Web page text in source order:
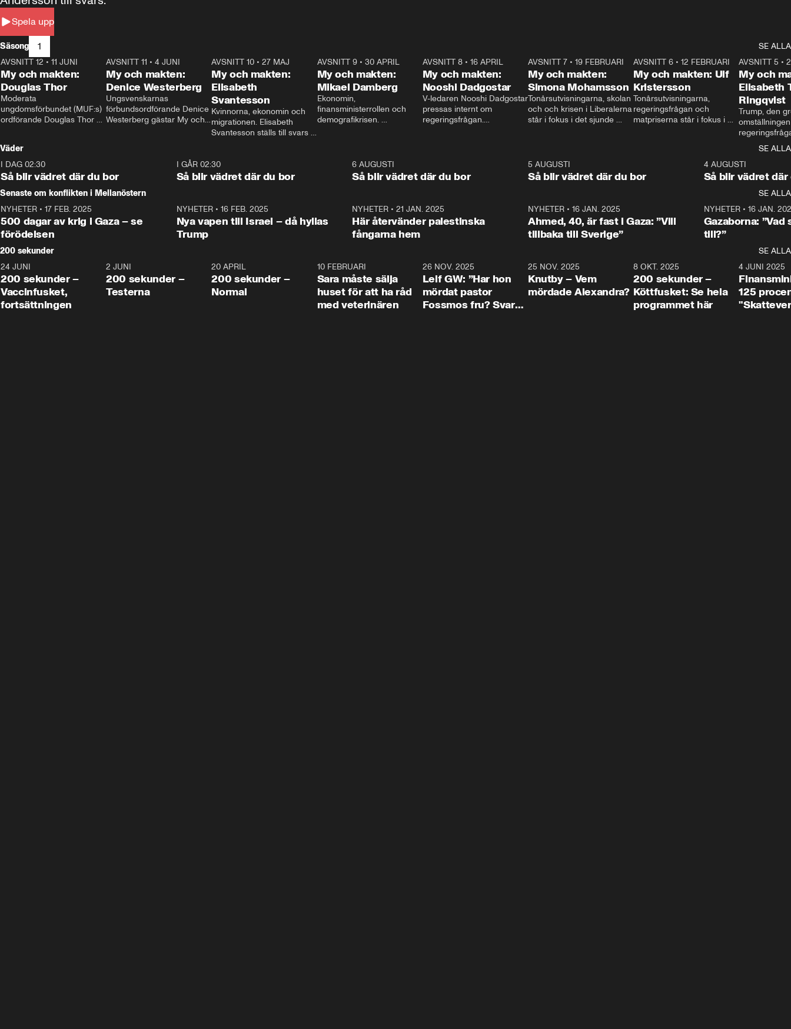
Spela upp
Säsong 1
SE ALLA
26:27
AVSNITT 12 • 11 JUNI
My och makten:
Douglas Thor
Moderata
ungdomsförbundet (MUF:s)
ordförande Douglas Thor
tonårsutvisningarna och hur
Moderaterna ska locka
väljare till valet i höst.
23:40
AVSNITT 11 •4 JUNI
My och makten:
Denice Westerberg
Ungsvenskarnas
förbundsordförande Denice
Westerberg gästar My och
AVSNITT 10 •27 MAJ
My och makten:
Elisabeth
Svantesson
Kvinnorna, ekonomin och
migrationen. Elisabeth
Svantesson ställs till svars
AVSNITT 9• 30 APRIL
My och makten:
Mikael Damberg
Ekonomin,
finansministerrollen och
demografikrisen.
och Makten.
AVSNITT 8• 16 APRIL
My och makten:
Nooshi Dadgostar
V-ledaren Nooshi Dadgostar
pressas internt om
regeringsfrågan.
– Vi ställer upp i val. Ska vi
vara med så sitter vi förstås
24:30
AVSNITT 7• 19 FEBRUARI
My och makten:
Simona Mohamsson
Tonårsutvisningarna, skolan
och och krisen i Liberalerna
står i fokus i det sjunde
kommentator My
Rohwedder ställer
utbildnings- och
Mohamsson till svars.
27:30
AVSNITT 6 •12 FEBRUARI
My och makten: Ulf
Kristersson
Tonårsutvisningarna,
regeringsfrågan och
matpriserna står i fokus i
Rohwedder ställer
statsminister Ulf Kristersson
AVSNITT 5 •
My och
Elisabeth
Ringqvist
Trump, den
centrum i
avsnittet av
Makten”. Se
Aftonbladets
Rohwedder
Thand Ring
Väder
SE ALLA
I DAG 02:30
Så blir vädret där du bor
1:06
I GÅR 02:30
Så blir vädret där du bor
6 AUGUSTI
Så blir vädret där du bor
5 AUGUSTI
Så blir vädret där du bor
4 AUGUSTI
Så blir vädret där
Senaste om konflikten i Mellanöstern
SE ALLA
NYHETER • 17 FEB. 2025
500 dagar av krig i Gaza – se
förödelsen
NYHETER• 16 FEB. 2025
Nya vapen till Israel – då hyllas
Trump
NYHETER •21 JAN. 2025
Här återvänder palestinska
fångarna hem
NYHETER• 16 JAN. 2025
Ahmed, 40, är fast i Gaza: ”Vill
tillbaka till Sverige”
NYHETER• 16 JAN.
Gazaborna:
till?”
200 sekunder
SE ALLA
5:00
24 JUNI
200 sekunder –
Vaccinfusket,
fortsättningen
4:23
2 JUNI
200 sekunder –
Testerna
20 APRIL
200 sekunder –
Normal
10 FEBRUARI
Sara måste sälja
huset för att ha råd
med veterinären
26 NOV. 2025
Leif GW: ”Har hon
mördat pastor
Fossmos fru? Svar
31:05
25 NOV. 2025
Knutby – Vem
mördade Alexandra?
4:29
8 OKT. 2025
200 sekunder –
Köttfusket: Se hela
programmet här
4 JUNI 2025
125